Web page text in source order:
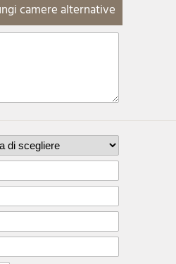
camere alternative